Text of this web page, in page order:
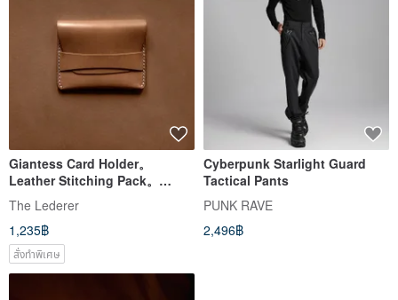
Giantess Card Holder。
Leather Stitching Pack。
BSP062
The Lederer
1,235฿
สั่งทำพิเศษ
Cyberpunk Starlight Guard
Tactical Pants
PUNK RAVE
2,496฿